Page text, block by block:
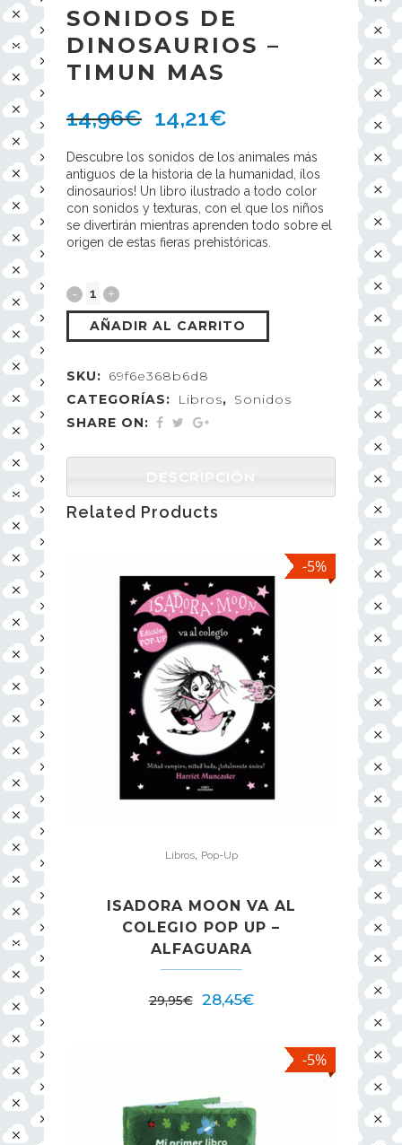
SONIDOS DE
DINOSAURIOS –
TIMUN MAS
14,96€ 14,21€
Descubre los sonidos de los animales más
antiguos de la historia de la humanidad, ílos
dinosaurios! Un libro ilustrado a todo color
con sonidos y texturas, con el que los niños
se divertirán mientras aprenden todo sobre el
origen de estas fieras prehistóricas.
AÑADIR AL CARRITO
SKU: 69f6e368b6d8
CATEGORÍAS:
Libros, Sonidos
SHARE ON:
DESCRIPCIÓN
Related Products
-5%
Libros, Pop-Up
ISADORA MOON VA AL
COLEGIO POP UP –
ALFAGUARA
29,95€ 28,45€
-5%